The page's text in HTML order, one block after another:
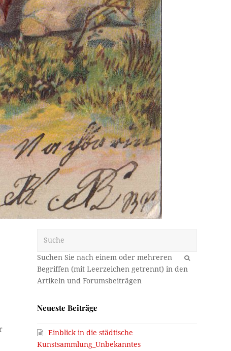
OK
Neueste Beiträge
Einblick in die städtische
Kunstsammlung_Unbekanntes